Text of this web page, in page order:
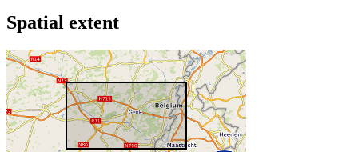
Spatial extent